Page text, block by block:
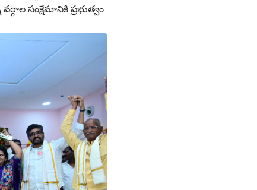
సంక్షేమానికి ప్రభుత్వం